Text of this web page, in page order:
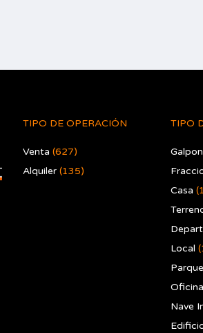
TIPO DE OPERACIÓN
Venta (627)
Alquiler (135)
TIPO
Galpon
Casa
Local
Oficina
Nave